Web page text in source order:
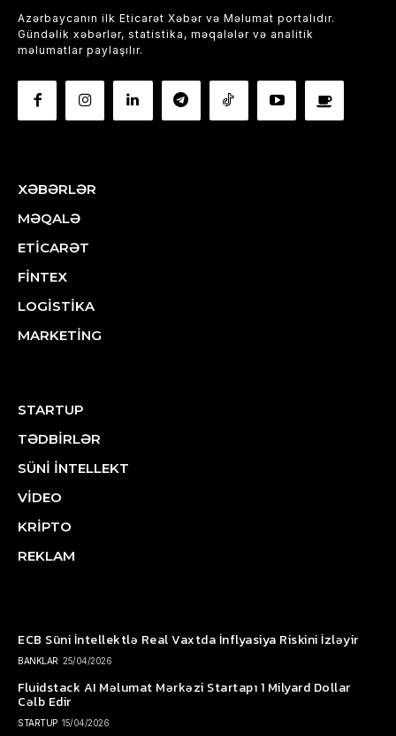
Azərbaycanın ilk Eticarət Xəbər və Məlumat portalıdır.
Gündəlik xəbərlər, statistika, məqalələr və analitik
məlumatlar paylaşılır.
XƏBƏRLƏR
MƏQALƏ
ETİCARƏT
FİNTEX
LOGİSTİKA
MARKETİNG
STARTUP
TƏDBİRLƏR
SÜNİ İNTELLEKT
VİDEO
KRİPTO
REKLAM
ECB Süni İntellektlə Real Vaxtda İnflyasiya Riskini İzləyir
BANKLAR 25/04/2026
Fluidstack AI Məlumat Mərkəzi Startapı 1 Milyard Dollar
Cəlb Edir
STARTUP 15/04/2026